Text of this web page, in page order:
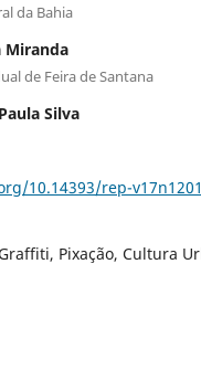
da Bahia
Miranda
de Feira de Santana
Silva
10.14393/rep-
Pixação, Cultura